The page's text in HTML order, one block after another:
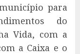
para
do
Vida, com a
a Caixa e o